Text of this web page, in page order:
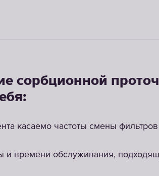
сорбционной
касаемо частоты смены фильтров
и времени обслуживания,